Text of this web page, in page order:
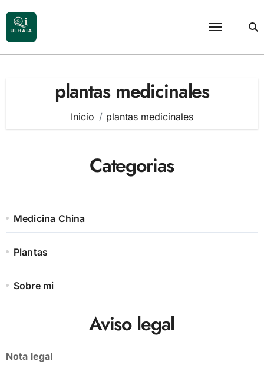
al
contenido
plantas medicinales
Inicio plantas medicinales
Categorias
Medicina China
Plantas
Sobre mi
Aviso legal
Nota legal